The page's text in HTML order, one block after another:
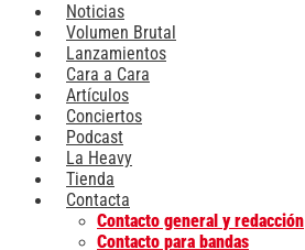
Noticias
Volumen Brutal
Lanzamientos
Cara a Cara
Artículos
Conciertos
Podcast
La Heavy
Tienda
Contacta
Contacto general y redacción
Contacto para bandas